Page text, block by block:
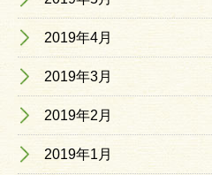
2019年4月
2019年3月
2019年2月
2019年1月